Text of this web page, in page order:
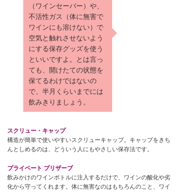
（ワインセーバー）や、
不活性ガス（体に無害で
ワインにも溶けない）で
空気と触れさせないよう
にする保存グッズを使う
といいですよ。とは言っ
ても、開けたての状態を
保てるわけではないの
で、半月くらいまでには
飲みきりましょう。
スクリュー・キャップ
構造が簡単で使いやすいスクリューキャップ。キャップをきち
んとしめるのは、どういう人にもやさしい保存法です。
プライベート プリザーブ
飲みかけのワインボトルに注入するだけで、ワインの酸化や劣
化から守ってくれます。体に無害なのはもちろんのこと、ワイ